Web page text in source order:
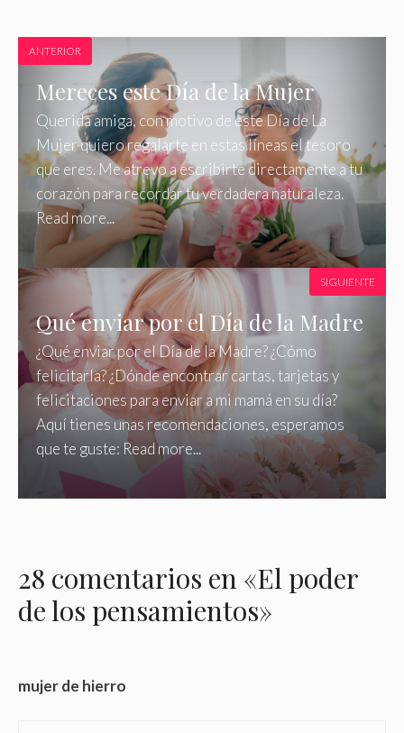
ANTERIOR
Mereces este Día de la Mujer
Querida amiga, con motivo de este Día de La
Mujer quiero regalarte en estas líneas el tesoro
que eres. Me atrevo a escribirte directamente a tu
corazón para recordar tu verdadera naturaleza.
Read more...
Qué enviar por el Día de la Madre
¿Qué enviar por el Día de la Madre? ¿Cómo
felicitarla? ¿Dónde encontrar cartas, tarjetas y
felicitaciones para enviar a mi mamá en su día?
Aquí tienes unas recomendaciones, esperamos
que te guste: Read more...
SIGUIENTE
28 comentarios en «El poder
de los pensamientos»
mujer de hierro